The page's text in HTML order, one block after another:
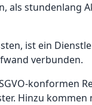
als stundenlang
ist ein
verbunden.
konformen
Hinzu kommen